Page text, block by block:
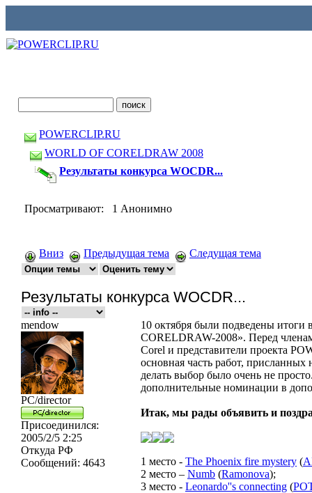
POWERCLIP.RU
WORLD OF CORELDRAW 2008
Результаты конкурса WOCDR...
Просматривают: 1 Анонимно
Вниз Предыдущая тема Следущая тема
Результаты конкурса WOCDR...
mendow
PC/director
Присоединился:
2005/2/5 2:25
Откуда РФ
Сообщений: 4643
10 октября были подведены итоги
CORELDRAW-2008». Перед
Corel и представители проекта
основная часть работ,
делать выбор было очень не
дополнительные номинации в
Итак, мы рады объявить и
1 место - The Phoenix fire mystery (
2 место – Numb (Ramonova);
3 место - Leonardo''s connecting (